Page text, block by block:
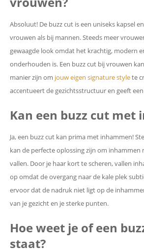
Absoluut! De buzz cut is een uniseks kapsel
vrouwen als bij mannen. Steeds meer
gewaagde look omdat het krachtig, modern
onderhouden is. Een buzz cut bij vrouwen
manier zijn om jouw eigen signature stylete
accentueert de gezichtsstructuur en geeft
Kan een buzz cut met
Ja, een buzz cut kan prima met inhammen!
kan de perfecte oplossing zijn om inhammen
vallen. Door je haar kort te scheren, vallen
op omdat de overgang naar de kale plek
ervoor dat de nadruk niet ligt op de
van je gezicht en je sterke punten.
Hoe weet je of een
staat?